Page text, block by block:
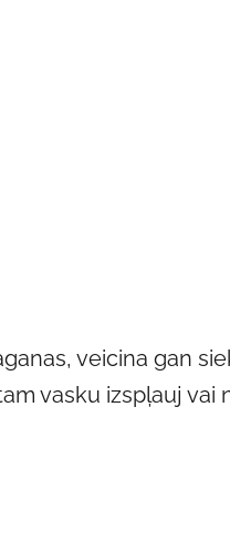
veicina gan
vasku izspļauj vai